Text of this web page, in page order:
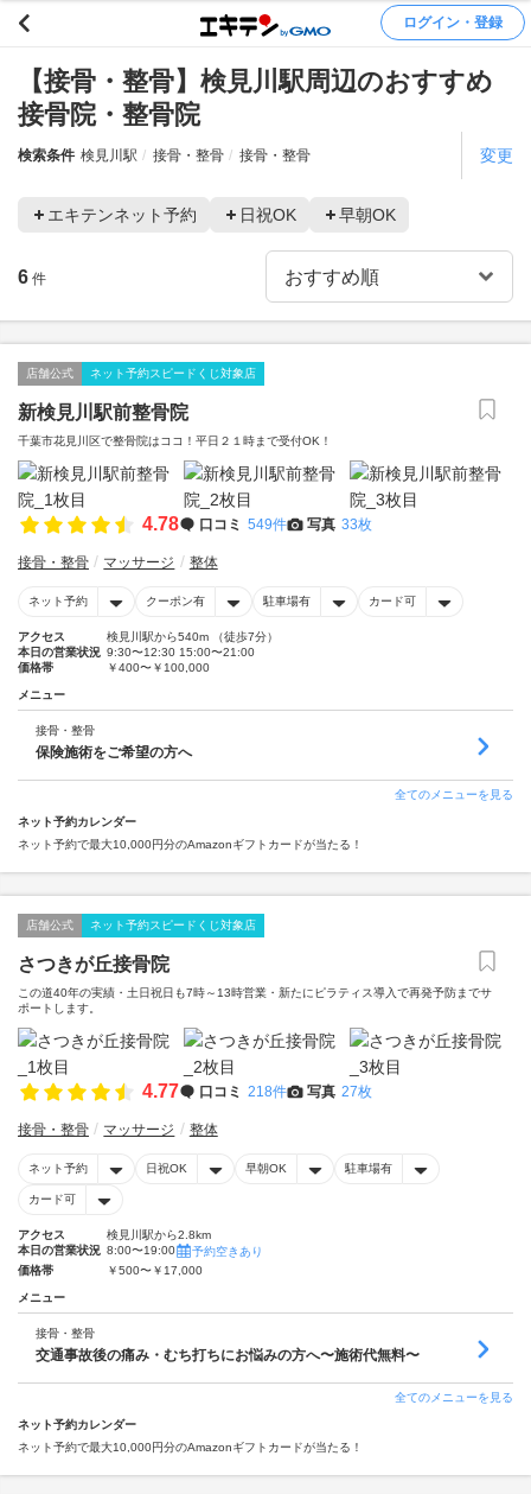
ログイン・登録
【接骨・整骨】検見川駅周辺のおすすめ
接骨院・整骨院
検索条件 検見川駅 接骨・整骨 接骨・整骨 変更
エキテンネット予約 日祝OK 早朝OK
6 件
店舗公式 ネット予約スピードくじ対象店
新検見川駅前整骨院
千葉市花見川区で整骨院はココ！平日２１時まで受付OK！
4.78 口コミ 549件 写真 33枚
接骨・整骨 マッサージ 整体
ネット予約 クーポン有 駐車場有 カード可
アクセス
検見川駅から540m （徒歩7分）
本日の営業状況 9:30〜12:30 15:00〜21:00
価格帯
￥400〜￥100,000
メニュー
接骨・整骨
保険施術をご希望の方へ
全てのメニューを見る
ネット予約カレンダー
ネット予約で最大10,000円分のAmazonギフトカードが当たる！
店舗公式 ネット予約スピードくじ対象店
さつきが丘接骨院
この道40年の実績・土日祝日も7時～13時営業・新たにピラティス導入で再発予防までサ
ポートします。
4.77 口コミ 218件 写真 27枚
接骨・整骨 マッサージ 整体
ネット予約 日祝OK 早朝OK 駐車場有
カード可
アクセス
検見川駅から2.8km
本日の営業状況 8:00〜19:00
予約空きあり
価格帯
￥500〜￥17,000
メニュー
接骨・整骨
交通事故後の痛み・むち打ちにお悩みの方へ〜施術代無料〜
全てのメニューを見る
ネット予約カレンダー
ネット予約で最大10,000円分のAmazonギフトカードが当たる！